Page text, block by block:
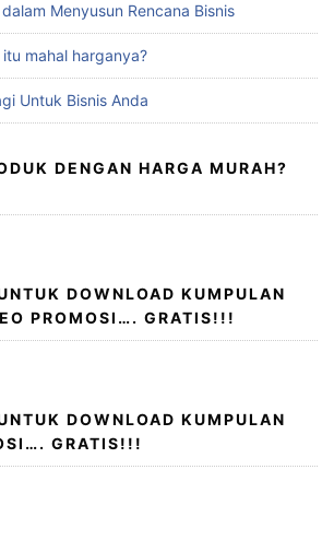
Menyusun Rencana Bisnis
mahal harganya?
Untuk Bisnis Anda
DENGAN HARGA MURAH?
DOWNLOAD KUMPULAN
PROMOSI…. GRATIS!!!
DOWNLOAD KUMPULAN
GRATIS!!!